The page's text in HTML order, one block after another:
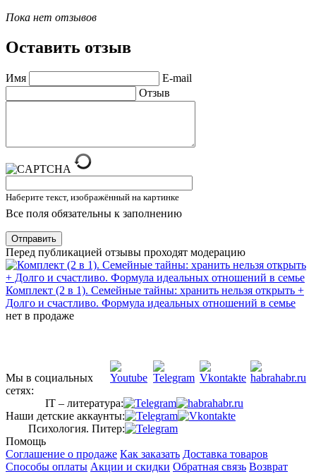
Пока нет отзывов
Оставить отзыв
Имя
E-mail
Отзыв
Наберите текст, изображённый на картинке
Все поля обязательны к заполнению
Отправить
Перед публикацией отзывы проходят модерацию
Комплект (2 в 1). Семейные тайны: хранить нельзя открыть +
Долго и счастливо. Формула идеальных отношений в семье
нет в продаже
Мы в социальных
сетях:
IT – литература:
Наши детские аккаунты:
Психология. Питер:
Помощь
Соглашение о продаже Как заказать Доставка товаров
Способы оплаты Акции и скидки Обратная связь Возврат